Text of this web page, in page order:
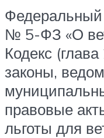
Федеральный
№ 5-ФЗ «О
Кодекс
законы,
правовые
льготы для